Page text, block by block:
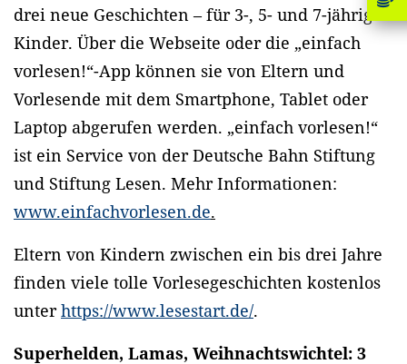
drei neue Geschichten – für 3-, 5- und 7-jährige
Kinder. Über die Webseite oder die „einfach
vorlesen!“-App können sie von Eltern und
Vorlesende mit dem Smartphone, Tablet oder
Laptop abgerufen werden. „einfach vorlesen!“
ist ein Service von der Deutsche Bahn Stiftung
und Stiftung Lesen. Mehr Informationen:
www.einfachvorlesen.de.
Eltern von Kindern zwischen ein bis drei Jahre
finden viele tolle Vorlesegeschichten kostenlos
unterhttps://www.lesestart.de/.
Superhelden, Lamas, Weihnachtswichtel: 3